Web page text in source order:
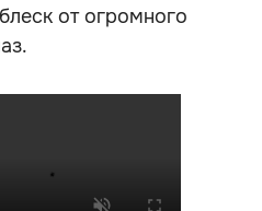
от огромного